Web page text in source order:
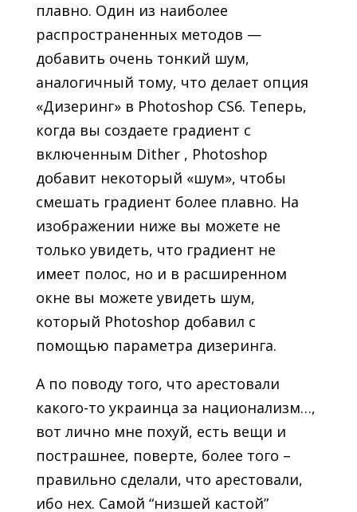
плавно. Один из наиболее
распространенных методов —
добавить очень тонкий шум,
аналогичный тому, что делает опция
«Дизеринг» в Photoshop CS6. Теперь,
когда вы создаете градиент с
включенным Dither , Photoshop
добавит некоторый «шум», чтобы
смешать градиент более плавно. На
изображении ниже вы можете не
только увидеть, что градиент не
имеет полос, но и в расширенном
окне вы можете увидеть шум,
который Photoshop добавил с
помощью параметра дизеринга.
А по поводу того, что арестовали
какого-то украинца за национализм…,
вот лично мне похуй, есть вещи и
пострашнее, поверте, более того –
правильно сделали, что арестовали,
ибо нех. Самой “низшей кастой”